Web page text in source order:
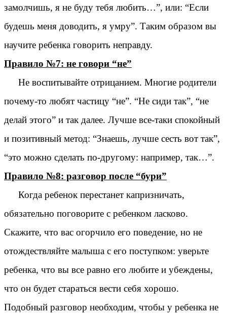
замолчишь, я не буду тебя любить…”, или: “Если
будешь меня доводить, я умру”. Таким образом вы
научите ребенка говорить неправду.
Правило №7: не говори “не”
Не воспитывайте отрицанием. Многие родители
почему-то любят частицу “не”. “Не сиди так”, “не
делай этого” и так далее. Лучше все-таки спокойный
и позитивный метод: “Знаешь, лучше сесть вот так”,
“это можно сделать по-другому: например, так…”.
Правило №8: разговор после “бури”
Когда ребенок перестанет капризничать,
обязательно поговорите с ребенком ласково.
Скажите, что вас огорчило его поведение, но не
отождествляйте малыша с его поступком: уверьте
ребенка, что вы все равно его любите и убеждены,
что он будет стараться вести себя хорошо.
Подобный разговор необходим, чтобы у ребенка не